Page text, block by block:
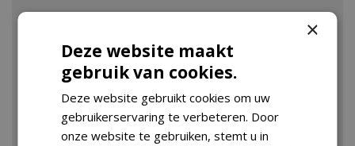
VIJVER
×
Deze website maakt
gebruik van cookies.
Deze website gebruikt cookies om uw
gebruikerservaring te verbeteren. Door
onze website te gebruiken, stemt u in